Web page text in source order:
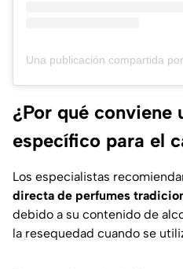
¿Por qué conviene
específico para el
Los especialistas
directa de perfumes
debido a su contenido de
la resequedad cuando se